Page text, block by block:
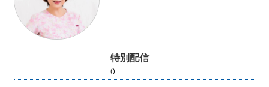
特別配信
()